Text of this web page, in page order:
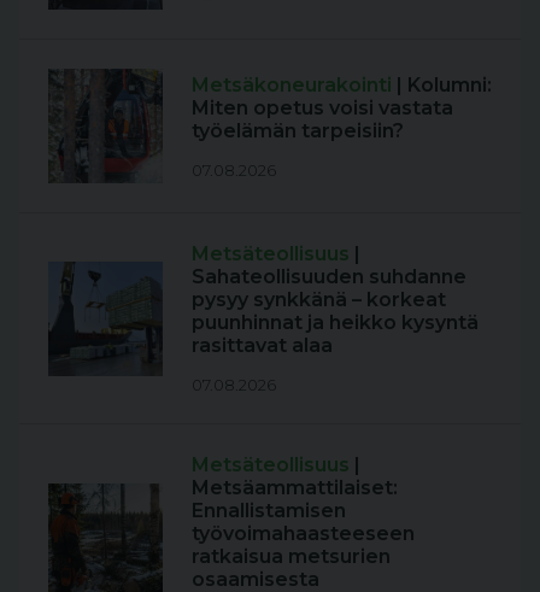
Metsäkoneurakointi | Kolumni:
Miten opetus voisi vastata
työelämän tarpeisiin?
07.08.2026
Metsäteollisuus |
Sahateollisuuden suhdanne
pysyy synkkänä – korkeat
puunhinnat ja heikko kysyntä
rasittavat alaa
07.08.2026
Metsäteollisuus |
Metsäammattilaiset:
Ennallistamisen
työvoimahaasteeseen
ratkaisua metsurien
osaamisesta